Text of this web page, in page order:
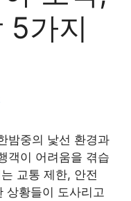
5가지
밤중의 낯선 환경과
객이 어려움을 겪습
교통 제한, 안전
상황들이 도사리고